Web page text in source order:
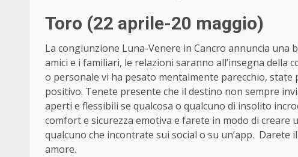
Toro (22 aprile-20 maggio)
La congiunzione Luna-Venere in Cancro annuncia
amici e i familiari, le relazioni saranno all’insegna della
o personale vi ha pesato mentalmente parecchio,
positivo. Tenete presente che il destino non sempre
aperti e flessibili se qualcosa o qualcuno di insolito
comfort e sicurezza emotiva e farete in modo di creare
qualcuno che incontrate sui social o su un’app.
amore.